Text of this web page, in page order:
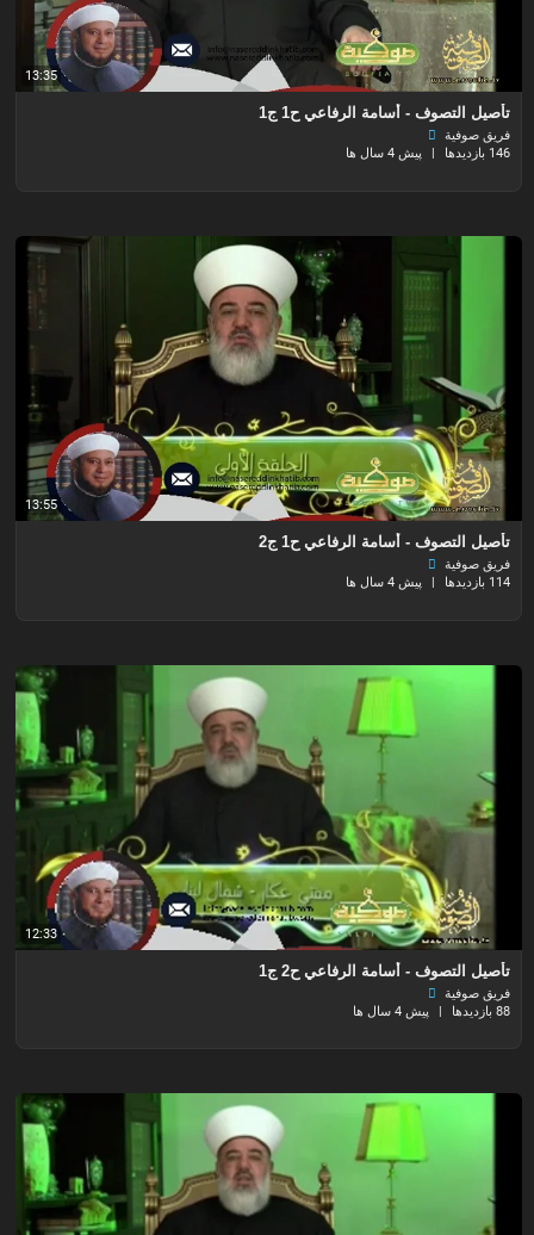
13:35
تأصيل التصوف - أسامة الرفاعي ح1 ج1
فريق صوفية
146 بازدیدها
| پیش 4 سال ها
13:55
تأصيل التصوف - أسامة الرفاعي ح1 ج2
فريق صوفية
114 بازدیدها
| پیش 4 سال ها
12:33
تأصيل التصوف - أسامة الرفاعي ح2 ج1
فريق صوفية
88 بازدیدها
| پیش 4 سال ها